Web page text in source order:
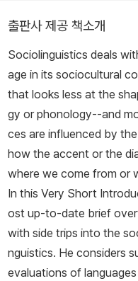
출판사 제공 책소개
Sociolinguistics deals
age in its sociocultural
that looks less at the
gy or phonology--and
ces are influenced by
how the accent or the
where we come from or
In this Very Short
ost up-to-date brief
with side trips into the
nguistics. He considers
evaluations of